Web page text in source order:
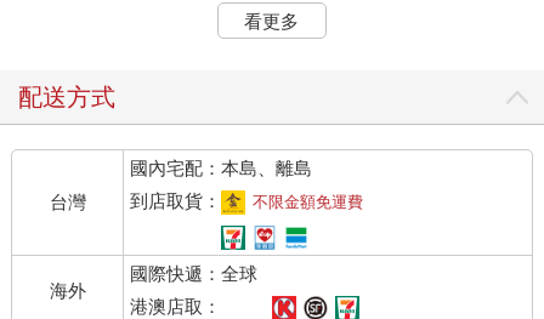
公尺。若柵欄過長，會另有汽船在柵欄旁護送。）到大批浮木到
工廠加工的汽艇「神奇號」，在拖運時從柵欄中脫落。它們漂流
找到原木後，將鋼鉤釘進木頭尾端，拖進湖面，以相同方式運回
集回去，賣了也抵不了工錢。如果無人回收，這些原木就將持續
泡水，腐爛在沙灘上。
尼克的父親總是這般假設，然後僱用印第安人，讓他們從營地過
來，使用橫鋸將原木鋸成一段段，再以楔子把每段劈得更細，堆
成一考得（譯注●cord，美國與加拿大所使用的木材計量單位：長
八英尺、寬四英尺、高四英尺的木材堆。）木材，以及燒火用的
木塊。迪克．波頓繞過農舍，走到湖邊。有四根巨大的山毛櫸原
看更多
配送方式
台灣
國內宅配：本島、離島
到店取貨：
不限金額免運費
海外
國際快遞：全球
港澳店取：